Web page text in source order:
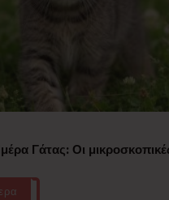
Γάτας: Οι